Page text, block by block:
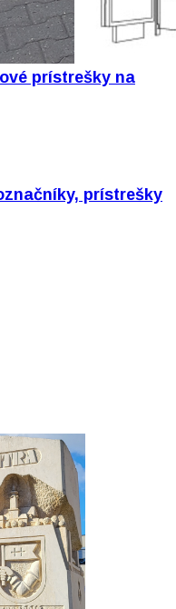
prístrešky na
prístrešky